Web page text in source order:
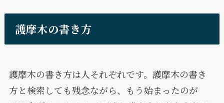
護摩木の書き方
護摩木の書き方は人それぞれです。護摩木の書き
方と検索しても残念ながら、もう始まったのが